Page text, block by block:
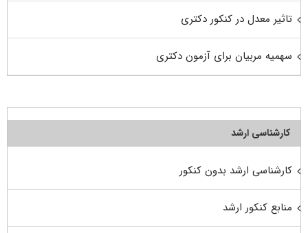
تاثیر معدل در کنکور دکتری
سهمیه مربیان برای آزمون دکتری
کارشناسی ارشد
کارشناسی ارشد بدون کنکور
منابع کنکور ارشد